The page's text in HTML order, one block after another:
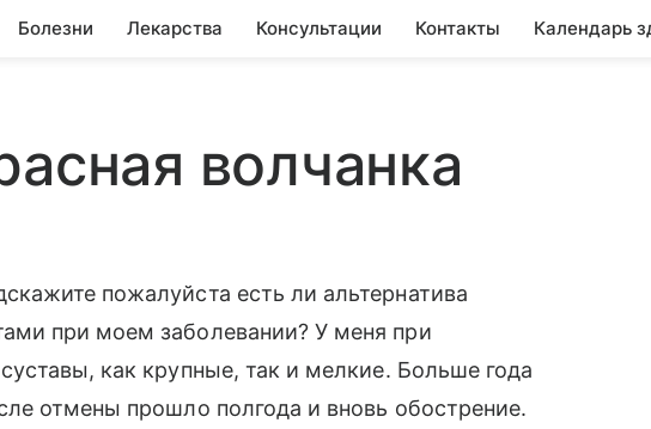
Болезни Лекарства Консультации Контакты Календарь
волчанка
пожалуйста есть ли альтернатива
при моем заболевании? У меня при
как крупные, так и мелкие. Больше года
отмены прошло полгода и вновь обострение.